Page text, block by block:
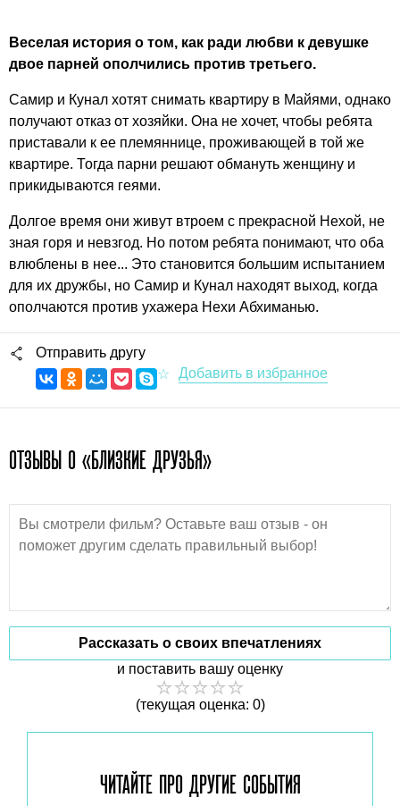
Веселая история о том, как ради любви к девушке
двое парней ополчились против третьего.
Самир и Кунал хотят снимать квартиру в Майями, однако
получают отказ от хозяйки. Она не хочет, чтобы ребята
приставали к ее племяннице, проживающей в той же
квартире. Тогда парни решают обмануть женщину и
прикидываются геями.
Долгое время они живут втроем с прекрасной Нехой, не
зная горя и невзгод. Но потом ребята понимают, что оба
влюблены в нее... Это становится большим испытанием
для их дружбы, но Самир и Кунал находят выход, когда
ополчаются против ухажера Нехи Абхиманью.
Отправить другу
ОТЗЫВЫ О «БЛИЗКИЕ ДРУЗЬЯ»
Рассказать о своих впечатлениях
и поставить вашу оценку
(текущая оценка: 0)
ЧИТАЙТЕ ПРО ДРУГИЕ СОБЫТИЯ